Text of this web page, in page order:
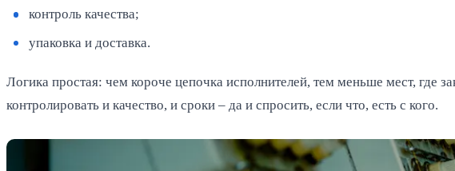
контроль качества;
упаковка и доставка.
Логика простая: чем короче цепочка исполнителей, тем меньше мест, где
контролировать и качество, и сроки – да и спросить, если что, есть с кого.